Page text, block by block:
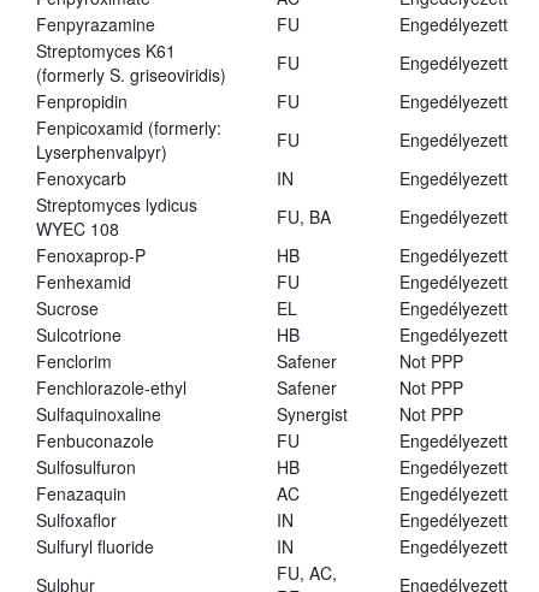
Fenpyrazamine
FU
Engedélyezett
Streptomyces K61
(formerly S. griseoviridis)
FU
Engedélyezett
Fenpropidin
FU
Engedélyezett
Fenpicoxamid (formerly:
Lyserphenvalpyr)
FU
Engedélyezett
Fenoxycarb
IN
Engedélyezett
Streptomyces lydicus
WYEC 108
FU, BA
Engedélyezett
Fenoxaprop-P
HB
Engedélyezett
Fenhexamid
FU
Engedélyezett
Sucrose
EL
Engedélyezett
Sulcotrione
HB
Engedélyezett
Fenclorim
Safener
Not PPP
Fenchlorazole-ethyl
Safener
Not PPP
Sulfaquinoxaline
Synergist
Not PPP
Fenbuconazole
FU
Engedélyezett
Sulfosulfuron
HB
Engedélyezett
Fenazaquin
AC
Engedélyezett
Sulfoxaflor
IN
Engedélyezett
Sulfuryl fluoride
IN
Engedélyezett
Sulphur
FU, AC,
Engedélyezett